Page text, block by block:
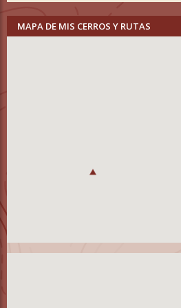
MAPA DE MIS CERROS Y RUTAS